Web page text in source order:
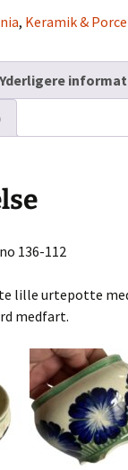
, Keramik &
Yderligere
136-112
lille urtepotte
medfart.